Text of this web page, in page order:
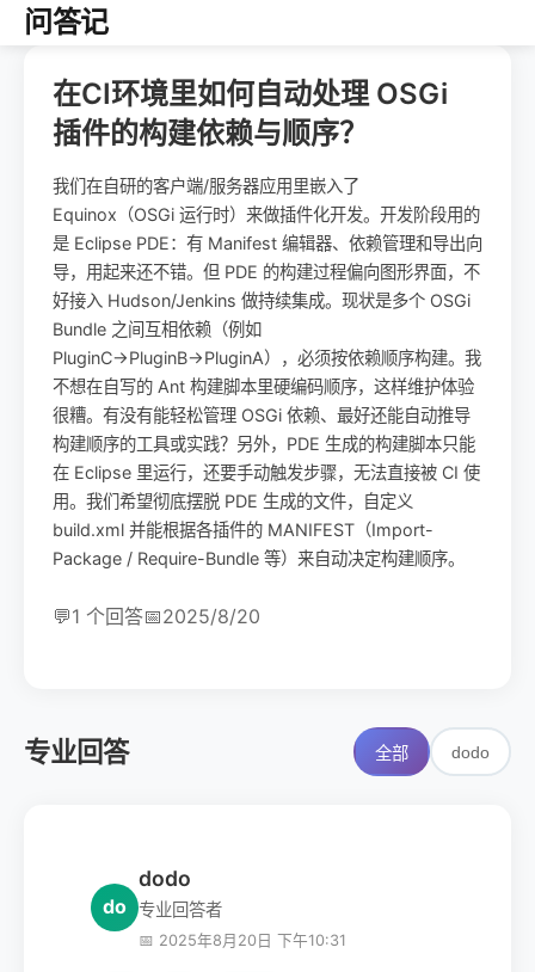
问答记
在CI环境里如何自动处理 OSGi
插件的构建依赖与顺序？
我们在自研的客户端/服务器应用里嵌入了
Equinox（OSGi 运行时）来做插件化开发。开发阶段用的
是 Eclipse PDE：有 Manifest 编辑器、依赖管理和导出向
导，用起来还不错。但 PDE 的构建过程偏向图形界面，不
好接入 Hudson/Jenkins 做持续集成。现状是多个 OSGi
Bundle 之间互相依赖（例如
PluginC→PluginB→PluginA），必须按依赖顺序构建。我
不想在自写的 Ant 构建脚本里硬编码顺序，这样维护体验
很糟。有没有能轻松管理 OSGi 依赖、最好还能自动推导
构建顺序的工具或实践？另外，PDE 生成的构建脚本只能
在 Eclipse 里运行，还要手动触发步骤，无法直接被 CI 使
用。我们希望彻底摆脱 PDE 生成的文件，自定义
build.xml 并能根据各插件的 MANIFEST（Import-
Package / Require-Bundle 等）来自动决定构建顺序。
💬1 个回答📅2025/8/20
专业回答 全部 dodo
do
dodo
专业回答者
📅 2025年8月20日 下午10:31